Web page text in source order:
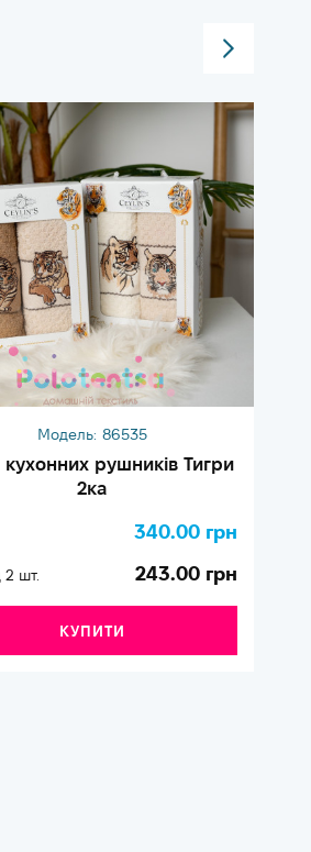
Модель: 86535
кухонних рушників Тигри
2ка
340.00 грн
2 шт. 243.00 грн
КУПИТИ